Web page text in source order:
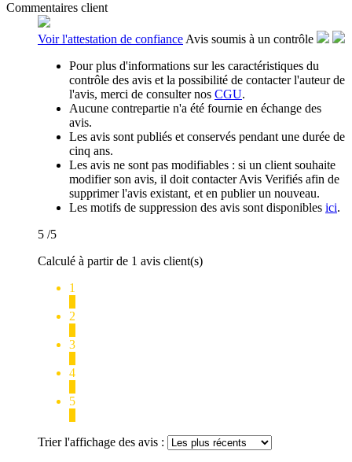
Commentaires client
Voir l'attestation de confiance Avis soumis à un contrôle
Pour plus d'informations sur les caractéristiques du
contrôle des avis et la possibilité de contacter l'auteur de
l'avis, merci de consulter nos CGU.
Aucune contrepartie n'a été fournie en échange des
avis.
Les avis sont publiés et conservés pendant une durée de
cinq ans.
Les avis ne sont pas modifiables : si un client souhaite
modifier son avis, il doit contacter Avis Verifiés afin de
supprimer l'avis existant, et en publier un nouveau.
Les motifs de suppression des avis sont disponibles ici.
5 /5
Calculé à partir de 1 avis client(s)
1
2
3
4
5
Trier l'affichage des avis :